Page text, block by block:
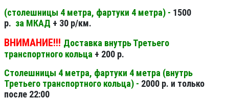
(столешницы 4 метра, фартуки 4 метра) - 1500
р. за МКАД + 30 р/км.
ВНИМАНИЕ!!! Доставка внутрь Третьего
транспортного кольца + 200 р.
Столешницы 4 метра, фартуки 4 метра (внутрь
Третьего транспортного кольца) - 2000 р. и только
после 22:00